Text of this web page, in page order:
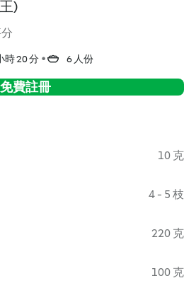
)
時 20 分 6 人份
免費註冊
10 克
4 - 5 枝
220 克
100 克